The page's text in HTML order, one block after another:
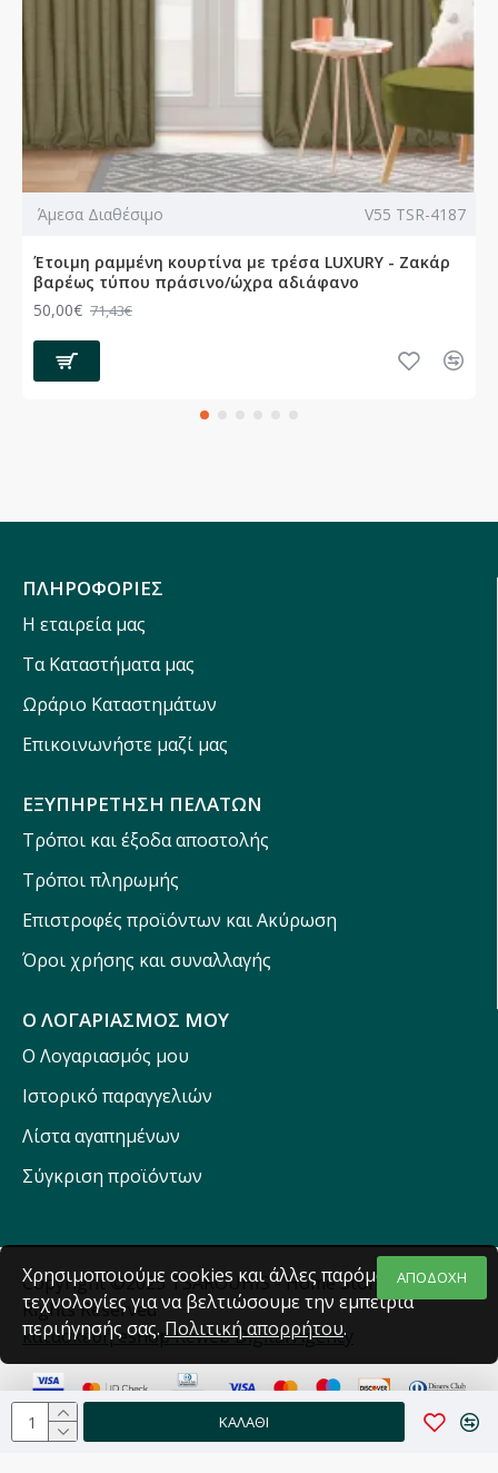
ΚΑΛΆΘΙ
Άμεσα Διαθέσιμο V55 TSR-4187
Έτοιμη ραμμένη κουρτίνα με τρέσα LUXURY - Ζακάρ
βαρέως τύπου πράσινο/ώχρα αδιάφανο
50,00€ 71,43€
ΠΛΗΡΟΦΟΡΙΕΣ
Η εταιρεία μας
Τα Καταστήματα μας
Ωράριο Καταστημάτων
Επικοινωνήστε μαζί μας
ΕΞΥΠΗΡΕΤΗΣΗ ΠΕΛΑΤΩΝ
Τρόποι και έξοδα αποστολής
Τρόποι πληρωμής
Επιστροφές προϊόντων και Ακύρωση
Όροι χρήσης και συναλλαγής
Ο ΛΟΓΑΡΙΑΣΜΟΣ ΜΟΥ
Ο Λογαριασμός μου
Ιστορικό παραγγελιών
Λίστα αγαπημένων
Σύγκριση προϊόντων
Copyright ©2025 TSAROUHIS - Home Stores - All
Rights Reserved
κατασκευή eshop Reweb Digital Agency
ΑΠΟΔΟΧΗ
Χρησιμοποιούμε cookies και άλλες παρόμοιες
τεχνολογίες για να βελτιώσουμε την εμπειρία
περιήγησής σας.Πολιτική απορρήτου.